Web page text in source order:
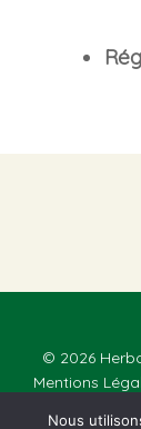
© 2026
Mentions
Nous